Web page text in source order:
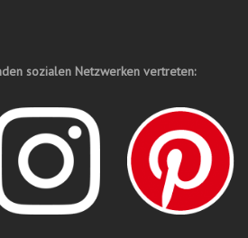
sozialen Netzwerken vertreten: